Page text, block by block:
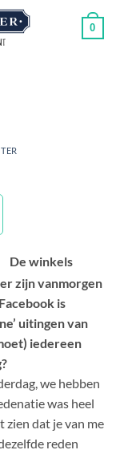
0
De winkels
zijn vanmorgen
is
uitingen van
iedereen
we hebben
was heel
zien dat je van me
reden